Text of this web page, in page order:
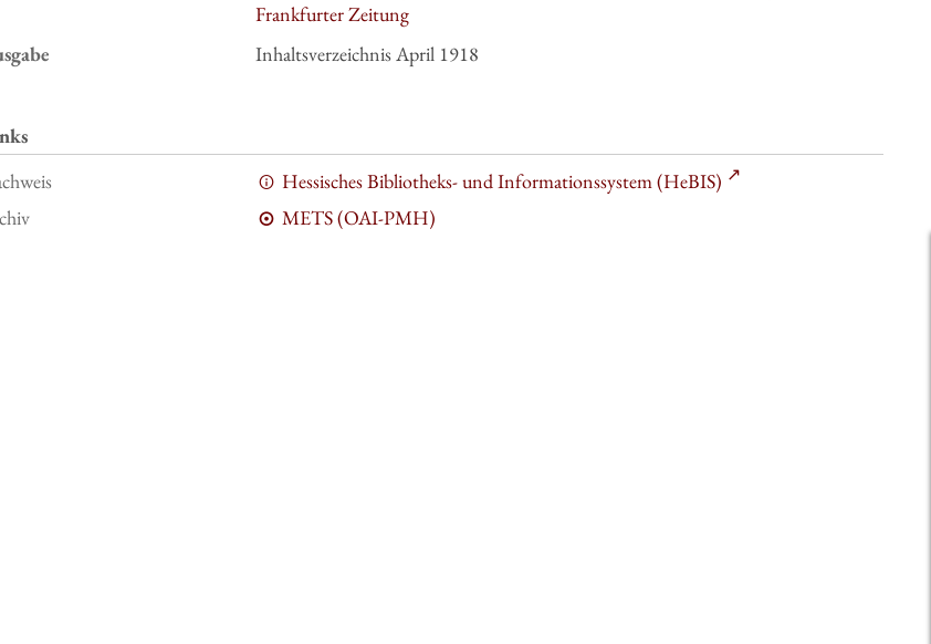
Frankfurter Zeitung
Inhaltsverzeichnis April 1918
Hessisches Bibliotheks- und Informationssystem (HeBIS)
METS (OAI-PMH)